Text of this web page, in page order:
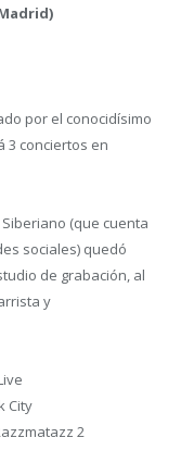
por el conocidísimo
3 conciertos en
(que cuenta
sociales) quedó
de grabación, al
y
City
2